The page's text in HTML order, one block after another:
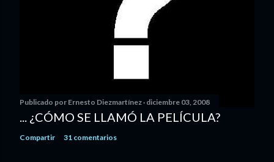
Publicado por Ernesto Diezmartínez diciembre 03, 2008
... ¿CÓMO SE LLAMÓ LA PELÍCULA?
Compartir 31 comentarios